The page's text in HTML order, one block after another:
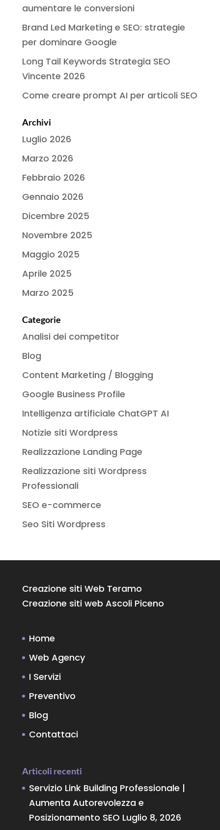
aumentare le conversioni
Brand Led Marketing e SEO: strategie
per dominare Google
Long Tail Keywords Strategia SEO
Vincente 2026
Come creare prompt AI per articoli SEO
Archivi
Luglio 2026
Marzo 2026
Febbraio 2026
Gennaio 2026
Dicembre 2025
Novembre 2025
Maggio 2025
Aprile 2025
Marzo 2025
Categorie
Analisi dei competitor
Blog
Content Marketing / Blogging
Google Business Profile
Intelligenza artificiale ChatGPT AI
Notizie siti Wordpress
Realizzazione Landing Page
Realizzazione siti Wordpress
Professionali
SEO e-commerce
Seo Siti Wordpress
Creazione siti Web Teramo
Creazione siti web Ascoli Piceno
Home
Web Agency
I Servizi
Preventivo
Blog
Contattaci
Articoli recenti
Servizio Link Building Professionale |
Aumenta Autorevolezza e
Posizionamento SEO Luglio 8, 2026